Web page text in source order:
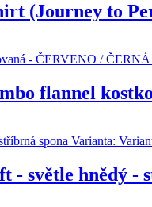
(Journey to
flannel
- světle hnědý